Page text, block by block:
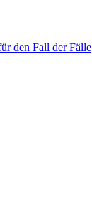
den Fall der Fälle